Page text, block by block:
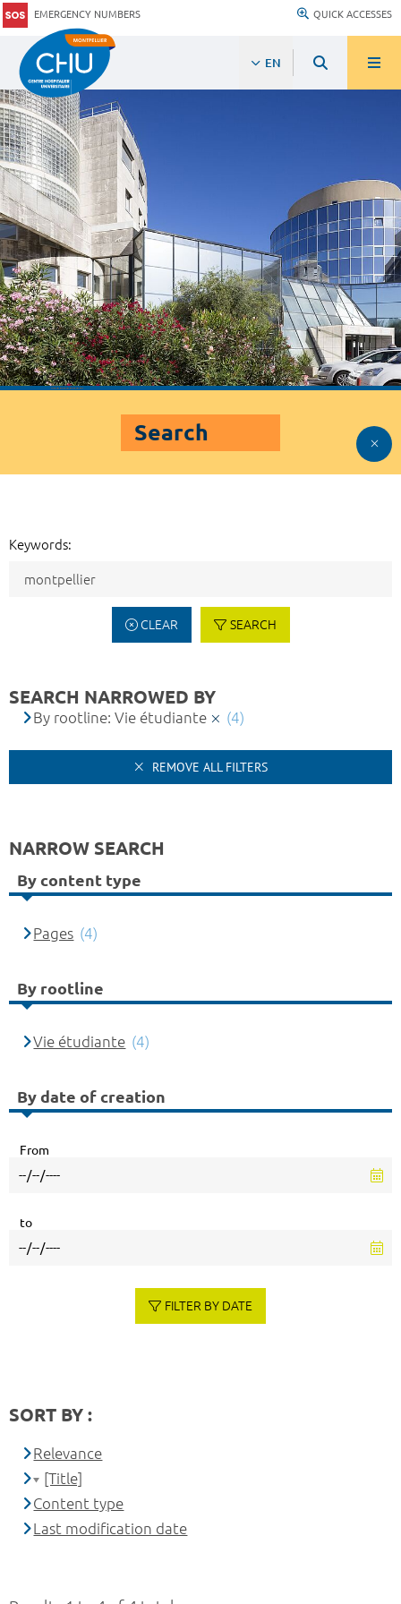
EMERGENCY NUMBERS QUICK ACCESSES
EN
Search
Keywords:
CLEAR SEARCH
SEARCH NARROWED BY
By rootline: Vie étudiante (4)
REMOVE ALL FILTERS
NARROW SEARCH
By content type
Pages (4)
By rootline
Vie étudiante (4)
By date of creation
From
to
FILTER BY DATE
SORT BY :
Relevance
[Title]
Content type
Last modification date